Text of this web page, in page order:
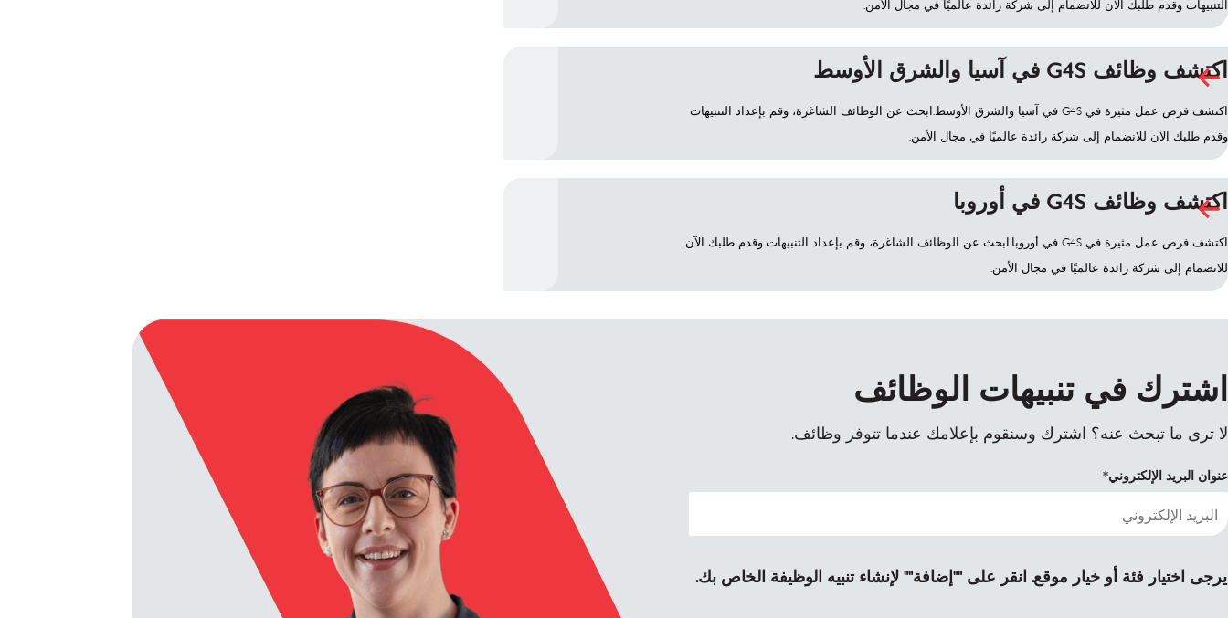
التنبيهات وقدم طلبك الآن للانضمام إلى شركة رائدة عالميًا في مجال الأمن.
اكتشف وظائف G4S في آسيا والشرق الأوسط
اكتشف فرص عمل مثيرة في G4S في آسيا والشرق الأوسط.ابحث عن الوظائف الشاغرة، وقم بإعداد التنبيهات
وقدم طلبك الآن للانضمام إلى شركة رائدة عالميًا في مجال الأمن.
اكتشف وظائف G4S في أوروبا
اكتشف فرص عمل مثيرة في G4S في أوروبا.ابحث عن الوظائف الشاغرة، وقم بإعداد التنبيهات وقدم طلبك الآن
للانضمام إلى شركة رائدة عالميًا في مجال الأمن.
اشترك في تنبيهات الوظائف
لا ترى ما تبحث عنه؟ اشترك وسنقوم بإعلامك عندما تتوفر وظائف.
عنوان البريد الإلكتروني
يرجى اختيار فئة أو خيار موقع. انقر على ""إضافة"" لإنشاء تنبيه الوظيفة الخاص بك.